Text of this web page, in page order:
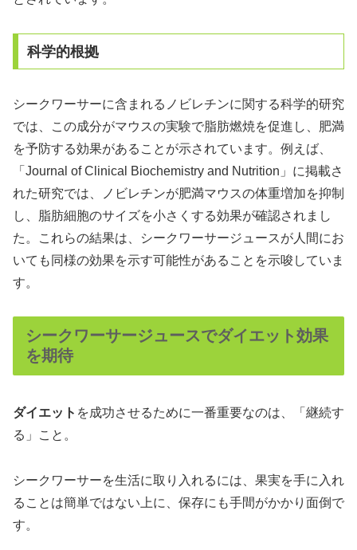
科学的根拠
シークワーサーに含まれるノビレチンに関する科学的研究
では、この成分がマウスの実験で脂肪燃焼を促進し、肥満
を予防する効果があることが示されています。例えば、
「Journal of Clinical Biochemistry and Nutrition」に掲載さ
れた研究では、ノビレチンが肥満マウスの体重増加を抑制
し、脂肪細胞のサイズを小さくする効果が確認されまし
た。これらの結果は、シークワーサージュースが人間にお
いても同様の効果を示す可能性があることを示唆していま
す。
シークワーサージュースでダイエット効果
を期待
ダイエット を成功させるために一番重要なのは、「継続す
る」こと。
シークワーサーを生活に取り入れるには、果実を手に入れ
ることは簡単ではない上に、保存にも手間がかかり面倒で
す。